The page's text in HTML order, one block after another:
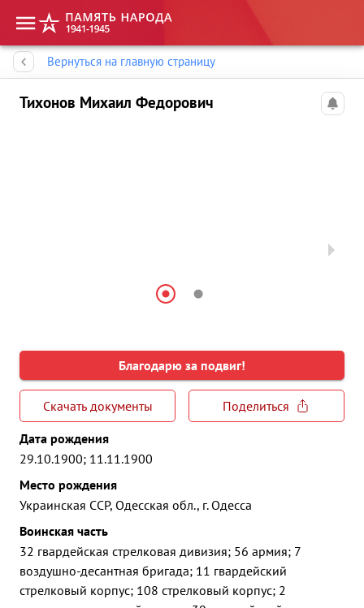
Вернуться на главную страницу
Тихонов Михаил Федорович
Благодарю за подвиг!
Скачать документы
Поделиться
Дата рождения
29.10.1900; 11.11.1900
Место рождения
Украинская ССР, Одесская обл., г. Одесса
Воинская часть
32 гвардейская стрелковая дивизия; 56 армия; 7
воздушно-десантная бригада; 11 гвардейский
стрелковый корпус; 108 стрелковый корпус; 2
Память народа